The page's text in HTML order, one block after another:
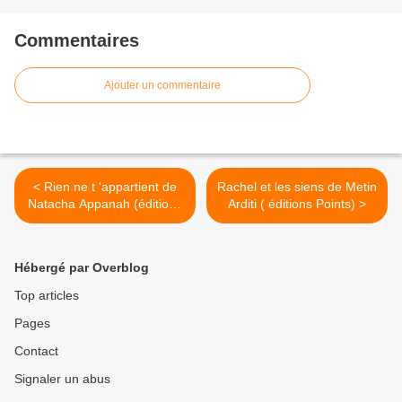
Commentaires
Ajouter un commentaire
< Rien ne t 'appartient de
Natacha Appanah (éditions
Gallimard)
Rachel et les siens de Metin
Arditi ( éditions Points) >
Hébergé par Overblog
Top articles
Pages
Contact
Signaler un abus